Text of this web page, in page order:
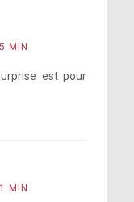
MIN
est pour
MIN